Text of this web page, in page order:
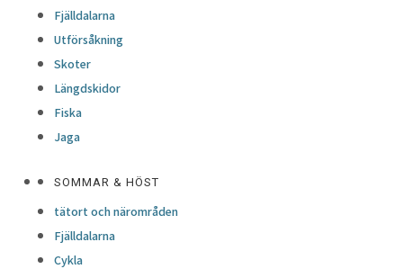
Fjälldalarna
Utförsåkning
Skoter
Längdskidor
Fiska
Jaga
SOMMAR & HÖST
tätort och närområden
Fjälldalarna
Cykla